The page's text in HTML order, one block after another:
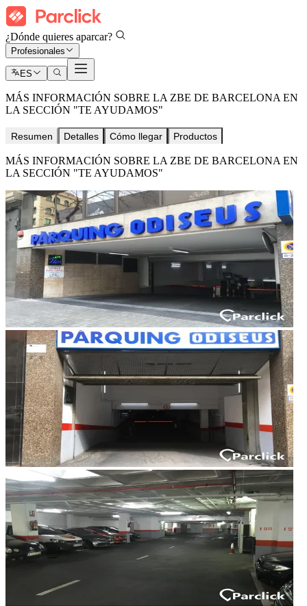
¿Dónde quieres aparcar?
Profesionales
ES
MÁS INFORMACIÓN SOBRE LA ZBE DE BARCELONA EN
LA SECCIÓN "TE AYUDAMOS"
Resumen Detalles Cómo llegar Productos
MÁS INFORMACIÓN SOBRE LA ZBE DE BARCELONA EN
LA SECCIÓN "TE AYUDAMOS"